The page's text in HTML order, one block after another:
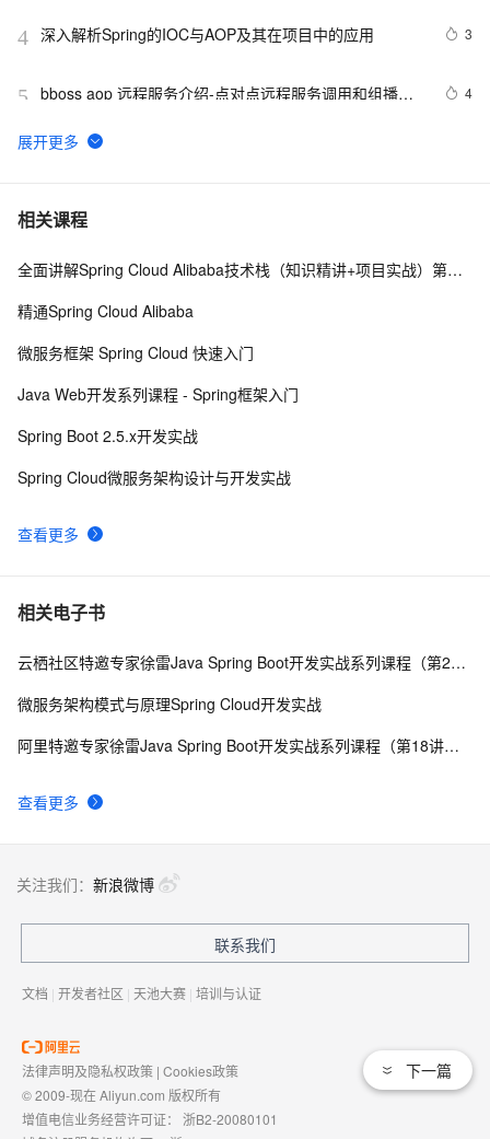
+AOP实现微服务重复请求控制
4 深入解析Spring的IOC与AOP及其在项目中的应用 3
5 bboss aop 远程服务介绍-点对点远程服务调用和组播服
4
6 AOP动态代理解析5-cglib代理的实现
7 MVC中的AOP思想——Filter
8 Spring入门导读——IoC和AOP 611
10AOP之PostSharp3-MethodInterceptionAspect
相关课程
查看更多
全面讲解Spring Cloud Alibaba技术栈（知识精讲+项目实战）第一阶段
精通Spring Cloud Alibaba
微服务框架 Spring Cloud 快速入门
Java Web开发系列课程 - Spring框架入门
Spring Boot 2.5.x开发实战
Spring Cloud微服务架构设计与开发实战
相关电子书
查看更多
云栖社区特邀专家徐雷Java Spring Boot开发实战系列课程（第20讲）：经典面试题与阿里等名企内部招聘求职面试技巧
微服务架构模式与原理Spring Cloud开发实战
阿里特邀专家徐雷Java Spring Boot开发实战系列课程（第18讲）：制作Java Docker镜像与推送到DockerHub和阿里云Docker仓库
下一篇
关注我们： 新浪微博
联系我们
文档 | 开发者社区 | 天池大赛 | 培训与认证
法律声明及隐私权政策 | Cookies政策
© 2009-现在 Aliyun.com 版权所有
增值电信业务经营许可证： 浙B2-20080101